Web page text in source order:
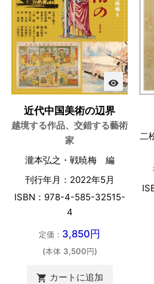
visibility
近代中国美術の辺界
越境する作品、交錯する藝術
家
瀧本弘之・戦暁梅 編
刊行年月：2022年5月
ISBN：978-4-585-32515-
4
定価： 3,850円
(本体 3,500円)
 カートに追加
二